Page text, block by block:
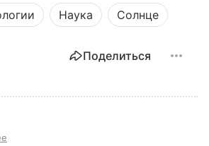
Наука Солнце
Поделиться